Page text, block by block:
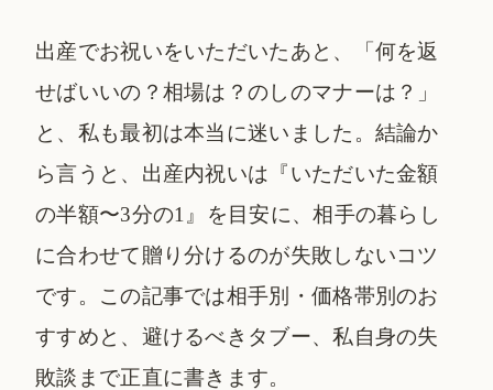
出産でお祝いをいただいたあと、「何を返
せばいいの？相場は？のしのマナーは？」
と、私も最初は本当に迷いました。結論か
ら言うと、出産内祝いは『いただいた金額
の半額〜3分の1』を目安に、相手の暮らし
に合わせて贈り分けるのが失敗しないコツ
です。この記事では相手別・価格帯別のお
すすめと、避けるべきタブー、私自身の失
敗談まで正直に書きます。